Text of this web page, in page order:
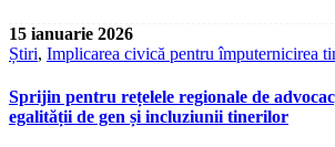
15 ianuarie 2026
Știri, Implicarea civică pentru împuternicirea
Sprijin pentru rețelele regionale de
egalității de gen și incluziunii tinerilor